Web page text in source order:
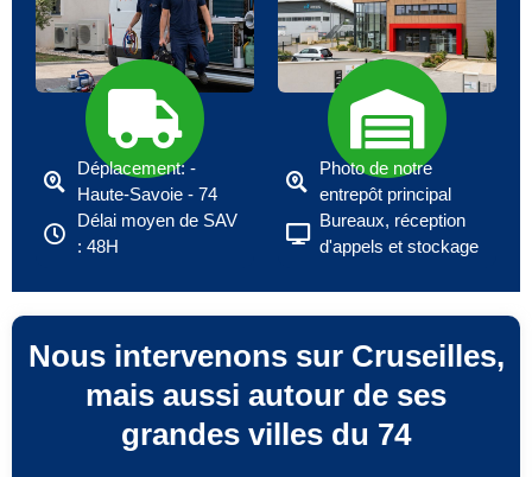
Déplacement: -
Haute-Savoie - 74
Délai moyen de SAV
: 48H
Photo de notre
entrepôt principal
Bureaux, réception
d'appels et stockage
Nous intervenons sur Cruseilles,
mais aussi autour de ses
grandes villes du 74